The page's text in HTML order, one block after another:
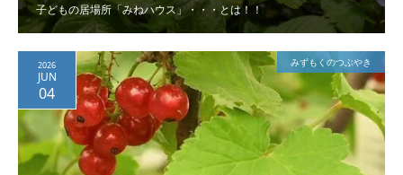
子どもの居場所「みねハウス」・・・とは！！
2026
JUN
04
みずもくのつぶやき